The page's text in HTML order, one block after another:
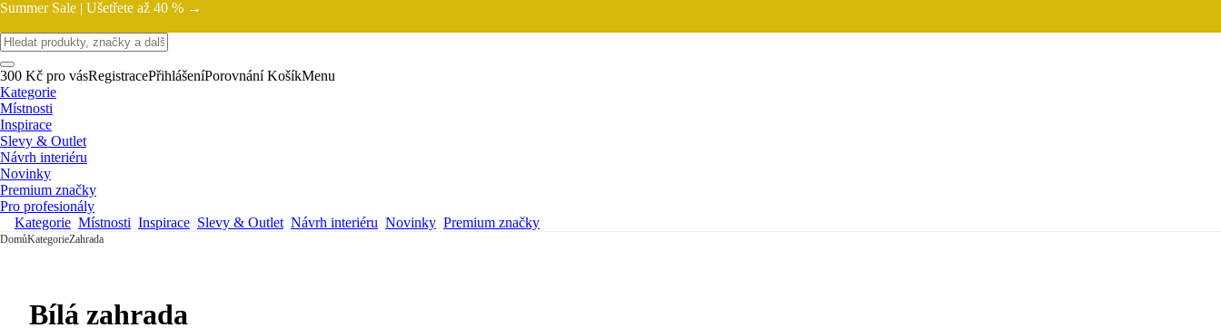
Summer Sale | Ušetřete až 40 % →
300 Kč pro vásRegistracePřihlášeníPorovnání KošíkMenu
Kategorie
Místnosti
Inspirace
Slevy & Outlet
Návrh interiéru
Novinky
Premium značky
Pro profesionály
Kategorie Místnosti Inspirace Slevy & Outlet Návrh interiéru Novinky Premium značky
DomůKategorieZahrada
Bílá zahrada